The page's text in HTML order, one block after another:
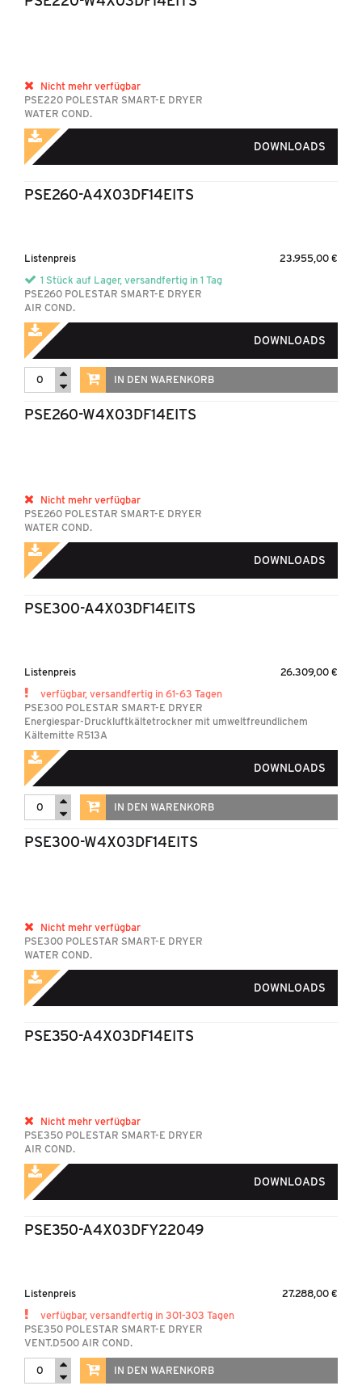
Nicht mehr verfügbar
PSE220 POLESTAR SMART-E DRYER
WATER COND.
DOWNLOADS
PSE260-A4X03DF14EITS
Listenpreis
23.955,00 €
1 Stück auf Lager, versandfertig in 1 Tag
PSE260 POLESTAR SMART-E DRYER
AIR COND.
DOWNLOADS
IN DEN WARENKORB
PSE260-W4X03DF14EITS
Nicht mehr verfügbar
PSE260 POLESTAR SMART-E DRYER
WATER COND.
DOWNLOADS
PSE300-A4X03DF14EITS
Listenpreis
26.309,00 €
verfügbar, versandfertig in 61-63 Tagen
PSE300 POLESTAR SMART-E DRYER
Energiespar-Druckluftkältetrockner mit umweltfreundlichem
Kältemitte R513A
DOWNLOADS
IN DEN WARENKORB
PSE300-W4X03DF14EITS
Nicht mehr verfügbar
PSE300 POLESTAR SMART-E DRYER
WATER COND.
DOWNLOADS
PSE350-A4X03DF14EITS
Nicht mehr verfügbar
PSE350 POLESTAR SMART-E DRYER
AIR COND.
DOWNLOADS
PSE350-A4X03DFY22049
Listenpreis
27.288,00 €
verfügbar, versandfertig in 301-303 Tagen
PSE350 POLESTAR SMART-E DRYER
VENT.D500 AIR COND.
IN DEN WARENKORB